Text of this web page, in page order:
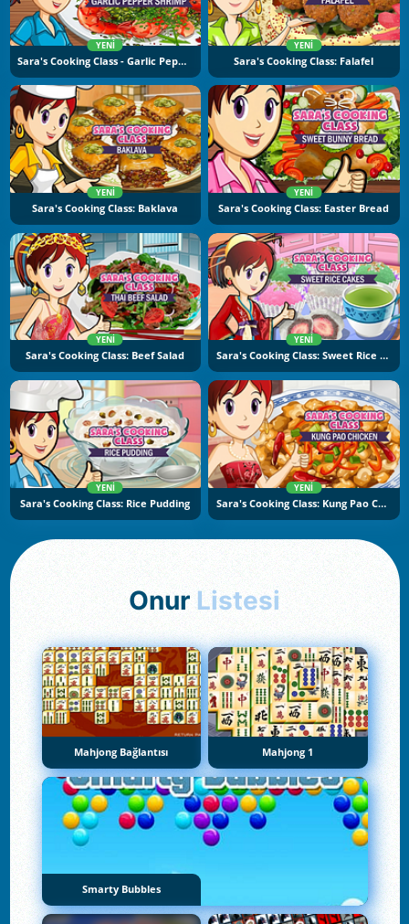
YENI
Sara's Cooking Class - Garlic Pepper Shrimp
YENI
Sara's Cooking Class: Falafel
YENI
Sara's Cooking Class: Baklava
YENI
Sara's Cooking Class: Easter Bread
YENI
Sara's Cooking Class: Beef Salad
YENI
Sara's Cooking Class: Sweet Rice Cakes
YENI
Sara's Cooking Class: Rice Pudding
YENI
Sara's Cooking Class: Kung Pao Chicken
Onur Listesi
Mahjong Bağlantısı Mahjong 1
Smarty Bubbles